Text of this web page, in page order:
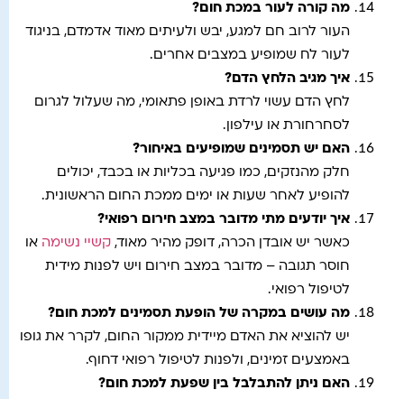
מה קורה לעור במכת חום?
העור לרוב חם למגע, יבש ולעיתים מאוד אדמדם, בניגוד
לעור לח שמופיע במצבים אחרים.
איך מגיב הלחץ הדם?
לחץ הדם עשוי לרדת באופן פתאומי, מה שעלול לגרום
לסחרחורת או עילפון.
האם יש תסמינים שמופיעים באיחור?
חלק מהנזקים, כמו פגיעה בכליות או בכבד, יכולים
להופיע לאחר שעות או ימים ממכת החום הראשונית.
איך יודעים מתי מדובר במצב חירום רפואי?
כאשר יש אובדן הכרה, דופק מהיר מאוד, קשיי נשימה או
חוסר תגובה – מדובר במצב חירום ויש לפנות מידית
לטיפול רפואי.
מה עושים במקרה של הופעת תסמינים למכת חום?
יש להוציא את האדם מיידית ממקור החום, לקרר את גופו
באמצעים זמינים, ולפנות לטיפול רפואי דחוף.
האם ניתן להתבלבל בין שפעת למכת חום?